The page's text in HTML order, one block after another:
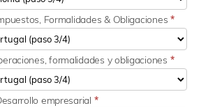
Formalidades & Obligaciones *
formalidades y obligaciones *
empresarial *